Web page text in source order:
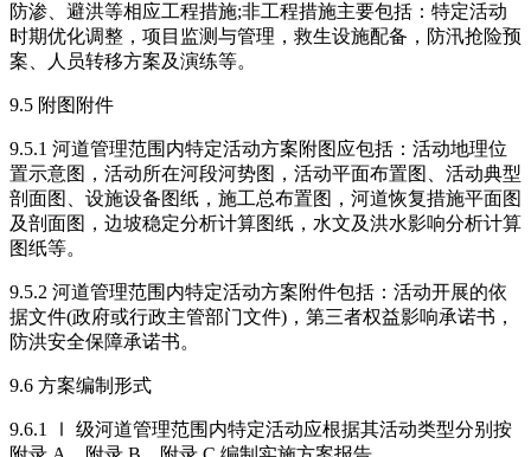
防渗、避洪等相应工程措施;非工程措施主要包括：特定活动
时期优化调整，项目监测与管理，救生设施配备，防汛抢险预
案、人员转移方案及演练等。
9.5 附图附件
9.5.1 河道管理范围内特定活动方案附图应包括：活动地理位
置示意图，活动所在河段河势图，活动平面布置图、活动典型
剖面图、设施设备图纸，施工总布置图，河道恢复措施平面图
及剖面图，边坡稳定分析计算图纸，水文及洪水影响分析计算
图纸等。
9.5.2 河道管理范围内特定活动方案附件包括：活动开展的依
据文件(政府或行政主管部门文件)，第三者权益影响承诺书，
防洪安全保障承诺书。
9.6 方案编制形式
9.6.1 Ⅰ 级河道管理范围内特定活动应根据其活动类型分别按